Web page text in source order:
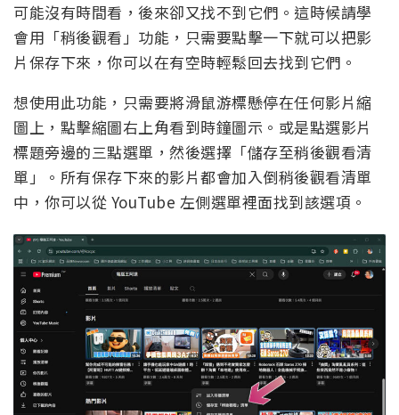
可能沒有時間看，後來卻又找不到它們。這時候請學
會用「稍後觀看」功能，只需要點擊一下就可以把影
片保存下來，你可以在有空時輕鬆回去找到它們。
想使用此功能，只需要將滑鼠游標懸停在任何影片縮
圖上，點擊縮圖右上角看到時鐘圖示。或是點選影片
標題旁邊的三點選單，然後選擇「儲存至稍後觀看清
單」。所有保存下來的影片都會加入倒稍後觀看清單
中，你可以從 YouTube 左側選單裡面找到該選項。